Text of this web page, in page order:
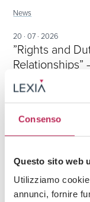
Consenso
Questo sito web
Utilizziamo
annunci, fornire
Iscriviti alla
Newsletter
News
20 · 07 · 2026
”Rights and
2026